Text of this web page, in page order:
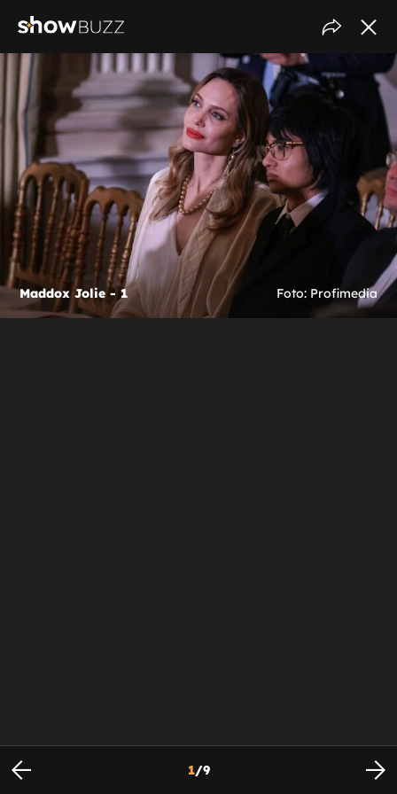
Maddox Jolie - 1 Foto: Profimedia
1/9